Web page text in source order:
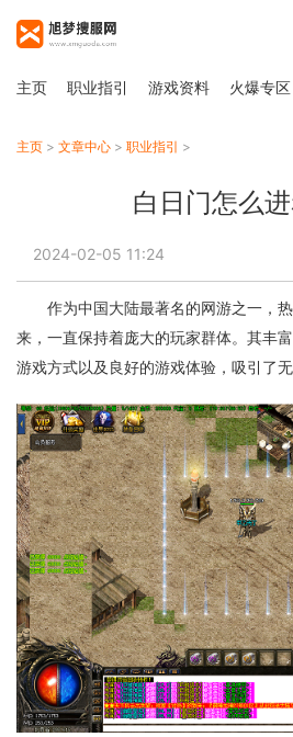
主页 职业指引 游戏资料 火爆专区
主页 > 文章中心 > 职业指引 >
白日门怎么
2024-02-05 11:24
作为中国大陆最著名的网游之一，
来，一直保持着庞大的玩家群体。其丰
游戏方式以及良好的游戏体验，吸引了无